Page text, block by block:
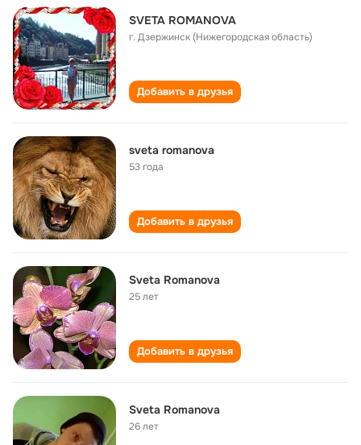
SVETA ROMANOVA
г. Дзержинск (Нижегородская область)
Добавить в друзья
sveta romanova
53 года
Добавить в друзья
Sveta Romanova
25 лет
Добавить в друзья
Sveta Romanova
26 лет